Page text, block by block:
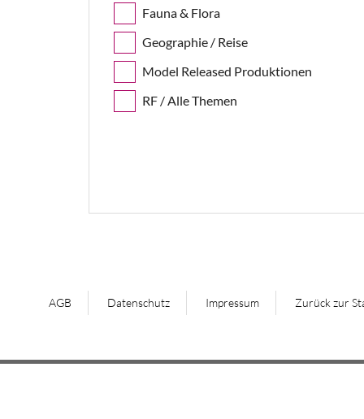
Fauna & Flora
Geographie / Reise
Model Released Produktionen
RF / Alle Themen
AGB Datenschutz Impressum Zurück zur